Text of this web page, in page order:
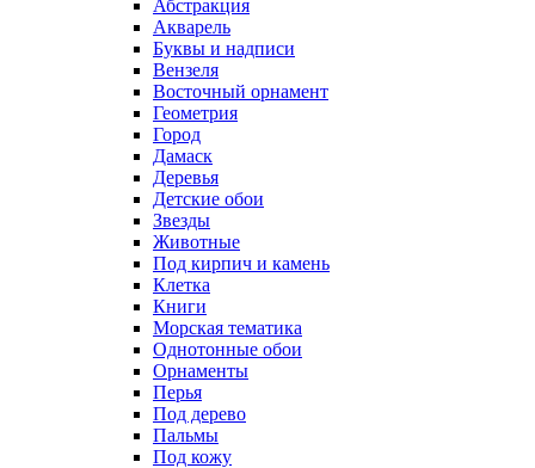
Абстракция
Акварель
Буквы и надписи
Вензеля
Восточный орнамент
Геометрия
Город
Дамаск
Деревья
Детские обои
Звезды
Животные
Под кирпич и камень
Клетка
Книги
Морская тематика
Однотонные обои
Орнаменты
Перья
Под дерево
Пальмы
Под кожу